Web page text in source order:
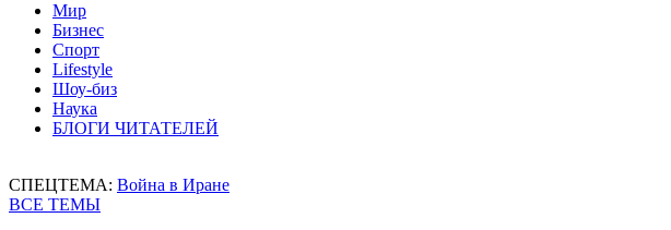
Мир
Бизнес
Спорт
Lifestyle
Шоу-биз
Наука
БЛОГИ ЧИТАТЕЛЕЙ
СПЕЦТЕМА: Война в Иране
ВСЕ ТЕМЫ